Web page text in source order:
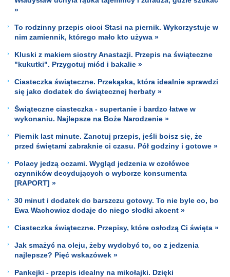
»
To rodzinny przepis cioci Stasi na piernik. Wykorzystuje w
nim zamiennik, którego mało kto używa »
Kluski z makiem siostry Anastazji. Przepis na świąteczne
"kukutki". Przygotuj miód i bakalie »
Ciasteczka świąteczne. Przekąska, która idealnie sprawdzi
się jako dodatek do świątecznej herbaty »
Świąteczne ciasteczka - supertanie i bardzo łatwe w
wykonaniu. Najlepsze na Boże Narodzenie »
Piernik last minute. Zanotuj przepis, jeśli boisz się, że
przed świętami zabraknie ci czasu. Pół godziny i gotowe »
Polacy jedzą oczami. Wygląd jedzenia w czołówce
czynników decydujących o wyborze konsumenta
[RAPORT] »
30 minut i dodatek do barszczu gotowy. To nie byle co, bo
Ewa Wachowicz dodaje do niego słodki akcent »
Ciasteczka świąteczne. Przepisy, które osłodzą Ci święta »
Jak smażyć na oleju, żeby wydobyć to, co z jedzenia
najlepsze? Pięć wskazówek »
Pankejki - przepis idealny na mikołajki. Dzięki